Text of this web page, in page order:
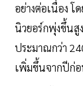
อย่างต่อเนื่อง โ
นิวยอร์กพุ่งขึ้นสู
ประมาณกว่า
เพิ่มขึ้นจากปีก่อ